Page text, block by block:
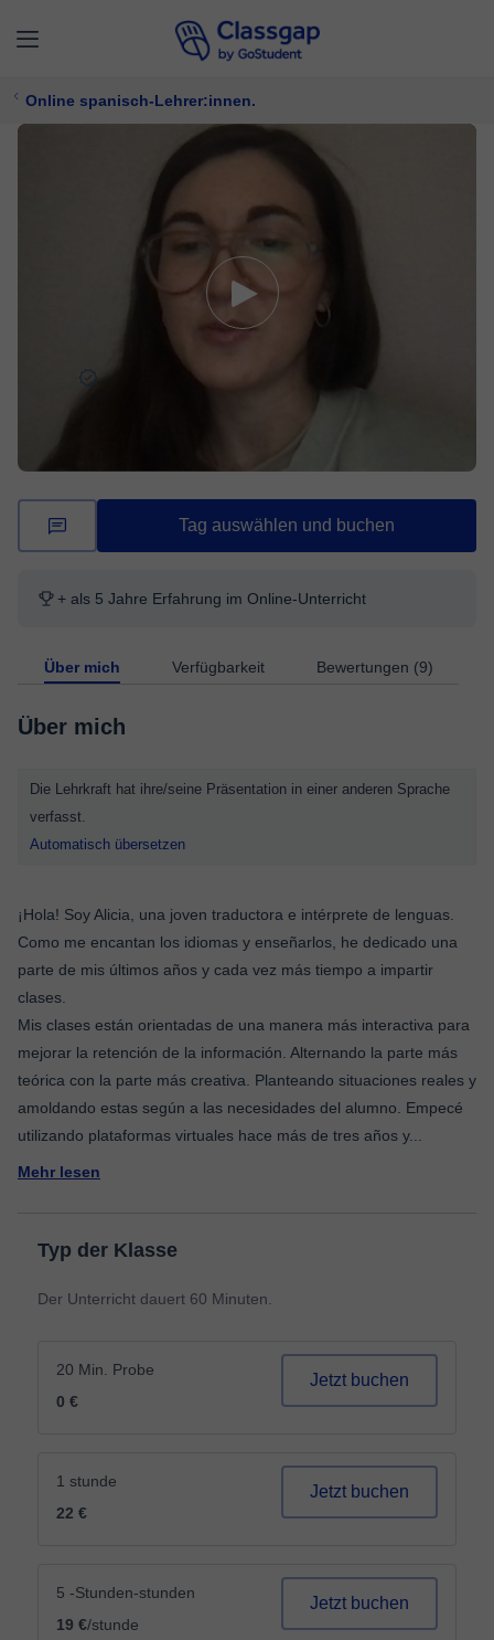
Online spanisch-Lehrer:innen.
Tag auswählen und buchen
+ als 5 Jahre Erfahrung im Online-Unterricht
Über mich Verfügbarkeit Bewertungen (9)
Über mich
Die Lehrkraft hat ihre/seine Präsentation in einer anderen Sprache
verfasst.
Automatisch übersetzen
¡Hola! Soy Alicia, una joven traductora e intérprete de lenguas.
Como me encantan los idiomas y enseñarlos, he dedicado una
parte de mis últimos años y cada vez más tiempo a impartir
clases.
Mis clases están orientadas de una manera más interactiva para
mejorar la retención de la información. Alternando la parte más
teórica con la parte más creativa. Planteando situaciones reales y
amoldando estas según a las necesidades del alumno. Empecé
utilizando plataformas virtuales hace más de tres años y...
Mehr lesen
Typ der Klasse
Der Unterricht dauert 60 Minuten.
20 Min. Probe
0 €
Jetzt buchen
1 stunde
22 €
Jetzt buchen
5 -Stunden-stunden
19 €/stunde
Jetzt buchen